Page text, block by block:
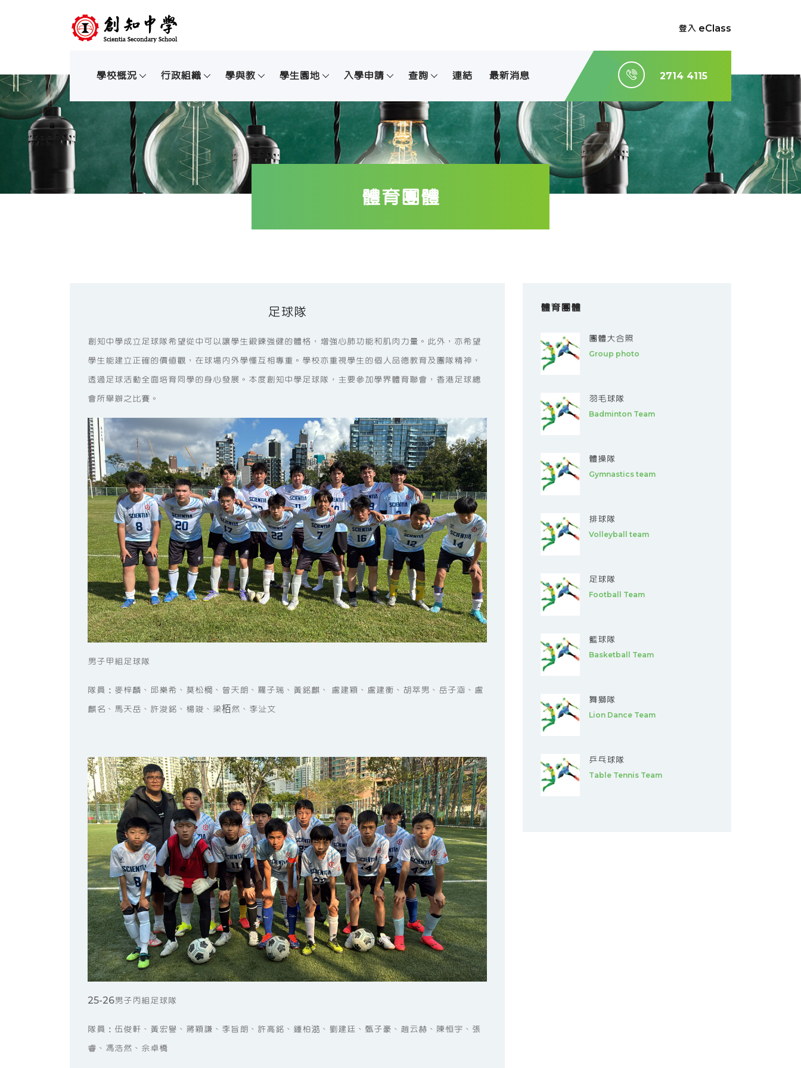
登入 eClass
學校概況 行政組織 學與教 學生園地 入學申請 查詢 連結 最新消息 2714 4115
體育團體
足球隊
創知中學成立足球隊希望從中可以讓學生鍛鍊強健的體格，增強心肺功能和肌肉力量。此外，亦希望
學生能建立正確的價值觀，在球場內外學懂互相專重。學校亦重視學生的個人品德教育及團隊精神，
透過足球活動全面培育同學的身心發展。本度創知中學足球隊，主要參加學界體育聯會，香港足球總
會所舉辦之比賽。
男子甲組足球隊
隊員：麥梓麟、邱樂希、莫松棡、曾天朗、羅子瑞、黃銘麒、 盧建穎、盧建衡、胡萃男、岳子涵、盧
麒名、馬天岳、許浚銘、楊竣、梁栢然、李沚文
25-26男子丙組足球隊
隊員：伍俊軒、黃宏譽、蔣穎謙、李旨朗、許高銘、鍾柏澔、劉建廷、甄子豪、趙云赫、陳恒宇、張
睿、馮浩然、佘卓橋
體育團體
團體大合照
Group photo
羽毛球隊
Badminton Team
體操隊
Gymnastics team
排球隊
Volleyball team
足球隊
Football Team
籃球隊
Basketball Team
舞獅隊
Lion Dance Team
乒乓球隊
Table Tennis Team